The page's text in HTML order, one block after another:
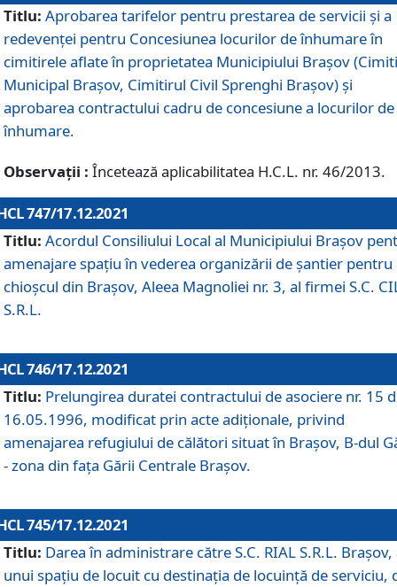
Titlu: Aprobarea tarifelor pentru prestarea de servicii şi a
redevenţei pentru Concesiunea locurilor de înhumare în
cimitirele aflate în proprietatea Municipiului Braşov
Municipal Braşov, Cimitirul Civil Sprenghi Braşov) şi
aprobarea contractului cadru de concesiune a locurilor de
înhumare.
Observații : Încetează aplicabilitatea H.C.L. nr. 46/2013.
747/17.12.2021
Titlu: Acordul Consiliului Local al Municipiului Braşov
amenajare spațiu în vederea organizării de șantier pentru
chioșcul din Brașov, Aleea Magnoliei nr. 3, al firmei S.C.
S.R.L.
746/17.12.2021
Titlu: Prelungirea duratei contractului de asociere nr. 15
16.05.1996, modificat prin acte adiționale, privind
amenajarea refugiului de călători situat în Brașov, B-dul
- zona din faţa Gării Centrale Brașov.
745/17.12.2021
Titlu: Darea în administrare către S.C. RIAL S.R.L. Brașov,
unui spațiu de locuit cu destinația de locuință de serviciu,